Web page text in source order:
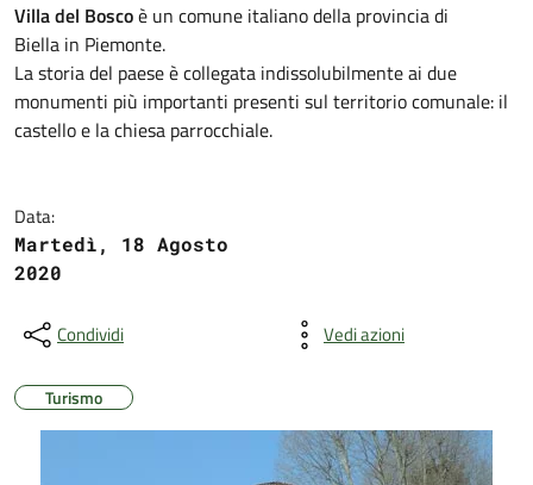
Villa del Boscoè un comune italiano della provincia di
Biella in Piemonte.
La storia del paese è collegata indissolubilmente ai due
monumenti più importanti presenti sul territorio comunale: il
castello e la chiesa parrocchiale.
Data:
Martedì, 18 Agosto
2020
Condividi Vedi azioni
Turismo